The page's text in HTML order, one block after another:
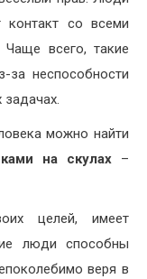
контакт со всеми
всего, такие
неспособности
задачах.
можно найти
на скулах –
целей, имеет
люди способны
веря в